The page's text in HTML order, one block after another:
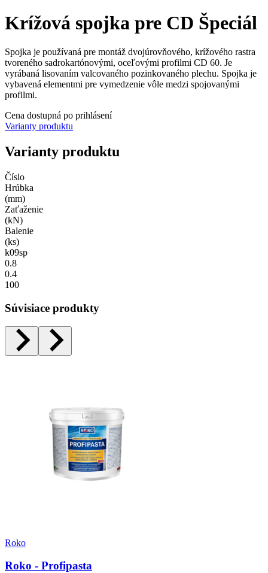
Krížová spojka pre CD Špeciál
Spojka je používaná pre montáž dvojúrovňového, krížového rastra
tvoreného sadrokartónovými, oceľovými profilmi CD 60. Je
vyrábaná lisovaním valcovaného pozinkovaného plechu. Spojka je
vybavená elementmi pre vymedzenie vôle medzi spojovanými
profilmi.
Cena dostupná po prihlásení
Varianty produktu
Varianty produktu
Číslo
Hrúbka
(mm)
Zaťaženie
(kN)
Balenie
(ks)
k09sp
0.8
0.4
100
Súvisiace produkty
Roko
Roko - Profipasta